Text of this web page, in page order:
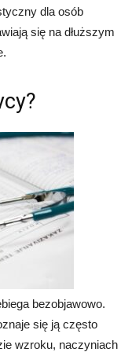
dla osób
się na dłuższym
bezobjawowo.
się ją często
wzroku, naczyniach